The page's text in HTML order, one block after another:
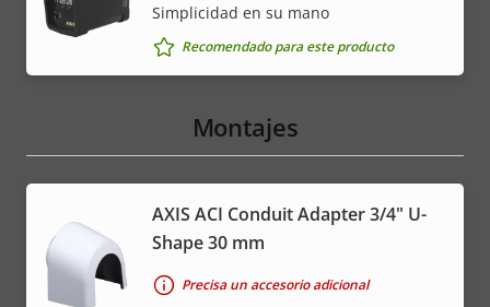
Simplicidad en su mano
Recomendado para este producto
Montajes
AXIS ACI Conduit Adapter 3/4" U-
Shape 30 mm
Precisa un accesorio adicional